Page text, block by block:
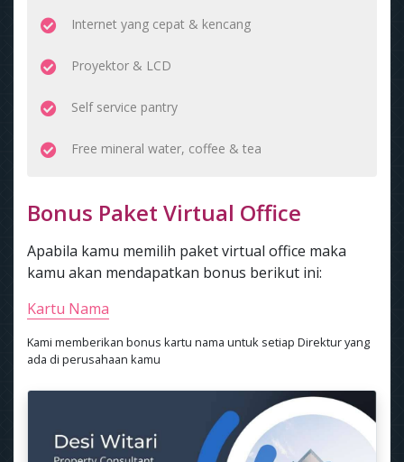
Internet yang cepat & kencang
Proyektor & LCD
Self service pantry
Free mineral water, coffee & tea
Bonus Paket Virtual Office
Apabila kamu memilih paket virtual office maka
kamu akan mendapatkan bonus berikut ini:
Kartu Nama
Kami memberikan bonus kartu nama untuk setiap Direktur yang
ada di perusahaan kamu